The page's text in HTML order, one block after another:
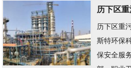
历下区
历下区重
斯特环保
保安全服